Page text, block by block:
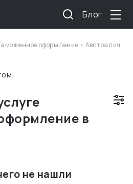
Блог
оформление > Австралия
в
не нашли